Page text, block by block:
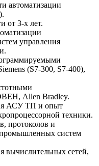
автоматизации
от 3-х лет.
управления
(S7-300, S7-400),
Allen Bradley.
АСУ ТП и опыт
техники.
протоколов и
систем
вычислительных сетей,